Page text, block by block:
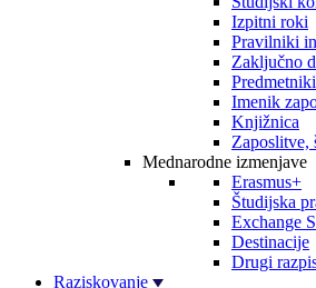
Izpitni roki
Pravilniki
Zaključno
Predmetniki
Imenik
Knjižnica
Zaposlitve,
Mednarodne izmenjave
Erasmus+
Študijska
Exchange
Destinacije
Drugi
Raziskovanje